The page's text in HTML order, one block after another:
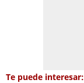
Te puede interesar: